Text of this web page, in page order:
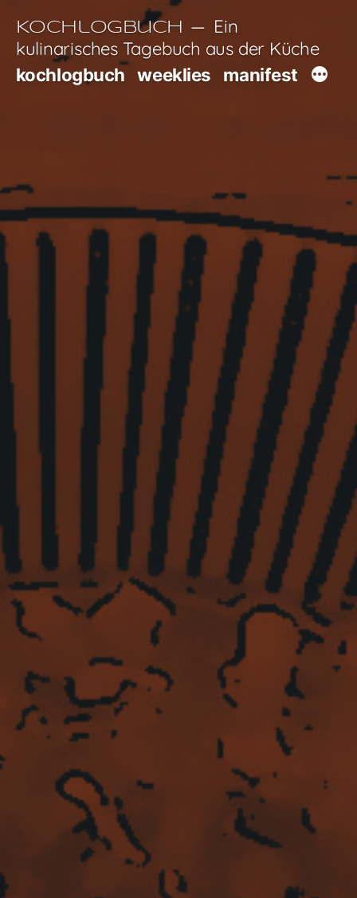
Inhalt
springen
Kochlogbuch
Ein
kulinarisches Tagebuch aus der Küche
kochlogbuch weeklies manifest